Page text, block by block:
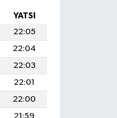
YATSI
22:05
22:04
22:03
22:01
22:00
21:59